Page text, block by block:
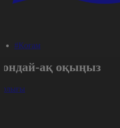
#Қоғам
ақ оқыңыз